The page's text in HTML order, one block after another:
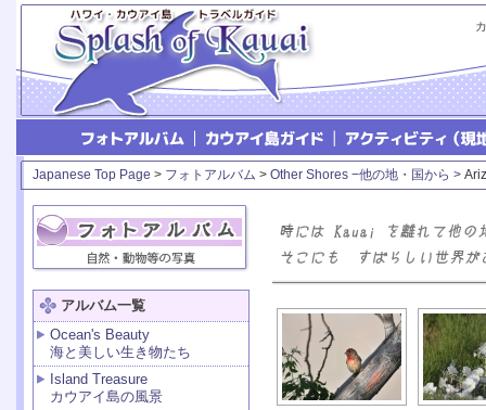
Japanese Top Page > フォトアルバム > Other Shores −他の地・国から >
アルバム一覧
Ocean's Beauty
海と美しい生き物たち
Island Treasure
カウアイ島の風景